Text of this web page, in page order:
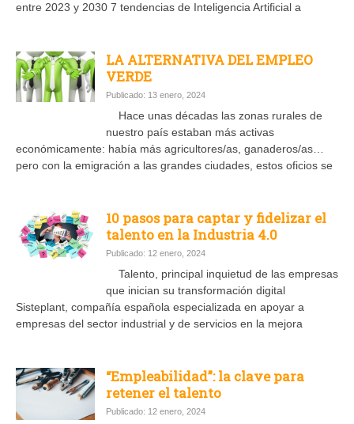
entre 2023 y 2030 7 tendencias de Inteligencia Artificial a
LA ALTERNATIVA DEL EMPLEO
VERDE
Publicado: 13 enero, 2024
Hace unas décadas las zonas rurales de
nuestro país estaban más activas
económicamente: había más agricultores/as, ganaderos/as…
pero con la emigración a las grandes ciudades, estos oficios se
10 pasos para captar y fidelizar el
talento en la Industria 4.0
Publicado: 12 enero, 2024
Talento, principal inquietud de las empresas
que inician su transformación digital
Sisteplant, compañía española especializada en apoyar a
empresas del sector industrial y de servicios en la mejora
“Empleabilidad”: la clave para
retener el talento
Publicado: 12 enero, 2024